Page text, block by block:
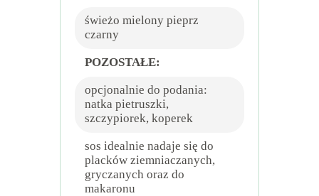
świeżo mielony pieprz
czarny
POZOSTAŁE:
opcjonalnie do podania:
natka pietruszki,
szczypiorek, koperek
sos idealnie nadaje się do
placków ziemniaczanych,
gryczanych oraz do
makaronu